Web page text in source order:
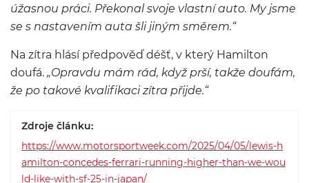
úžasnou práci. Překonal svoje vlastní auto. My jsme
se s nastavením auta šli jiným směrem.“
Na zítra hlásí předpověď déšť, v který Hamilton
doufá. „Opravdu mám rád, když prší, takže doufám,
že po takové kvalifikaci zítra přijde.“
Zdroje článku:
https://www.motorsportweek.com/2025/04/05/lewis-h
amilton-concedes-ferrari-running-higher-than-we-wou
ld-like-with-sf-25-in-japan/